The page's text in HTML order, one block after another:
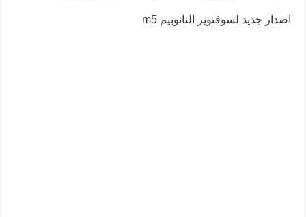
اصدار جديد لسوفتوير النانوبيم m5